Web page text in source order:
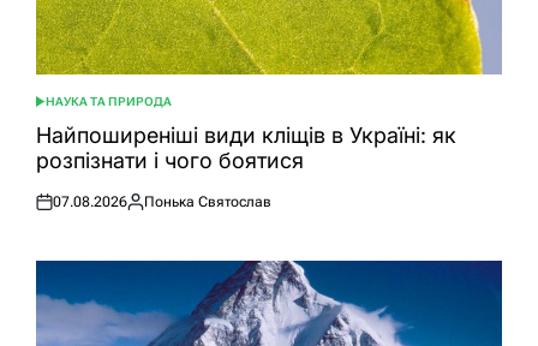
ОПУБЛІКУВАТИ
У
НАУКА ТА ПРИРОДА
Найпоширеніші види кліщів в Україні: як
розпізнати і чого боятися
Оприлюднено
07.08.2026
Опубліковано
Понька Святослав